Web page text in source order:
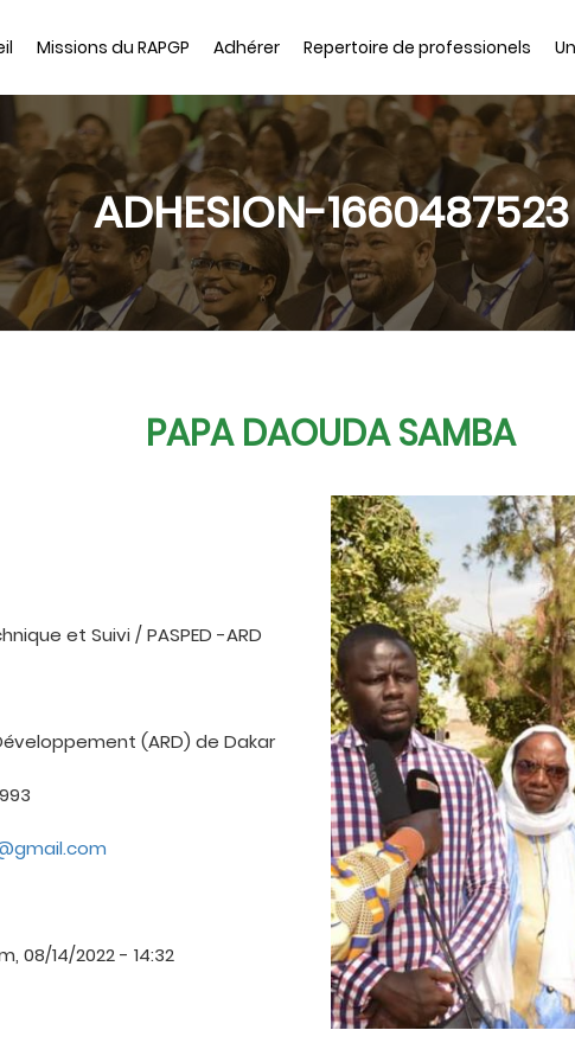
Missions du RAPGP Adhérer Repertoire de professionels
ADHESION-1660487523
PAPA DAOUDA SAMBA
et Suivi / PASPED -ARD
(ARD) de Dakar
08/14/2022 - 14:32